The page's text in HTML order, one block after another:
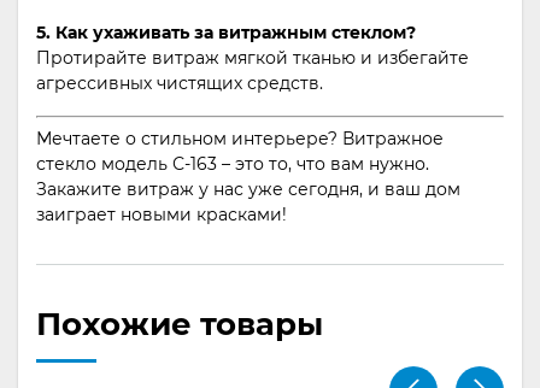
5. Как ухаживать за витражным стеклом?
Протирайте витраж мягкой тканью и избегайте
агрессивных чистящих средств.
Мечтаете о стильном интерьере? Витражное
стекло модель С-163 – это то, что вам нужно.
Закажите витраж у нас уже сегодня, и ваш дом
заиграет новыми красками!
Похожие товары